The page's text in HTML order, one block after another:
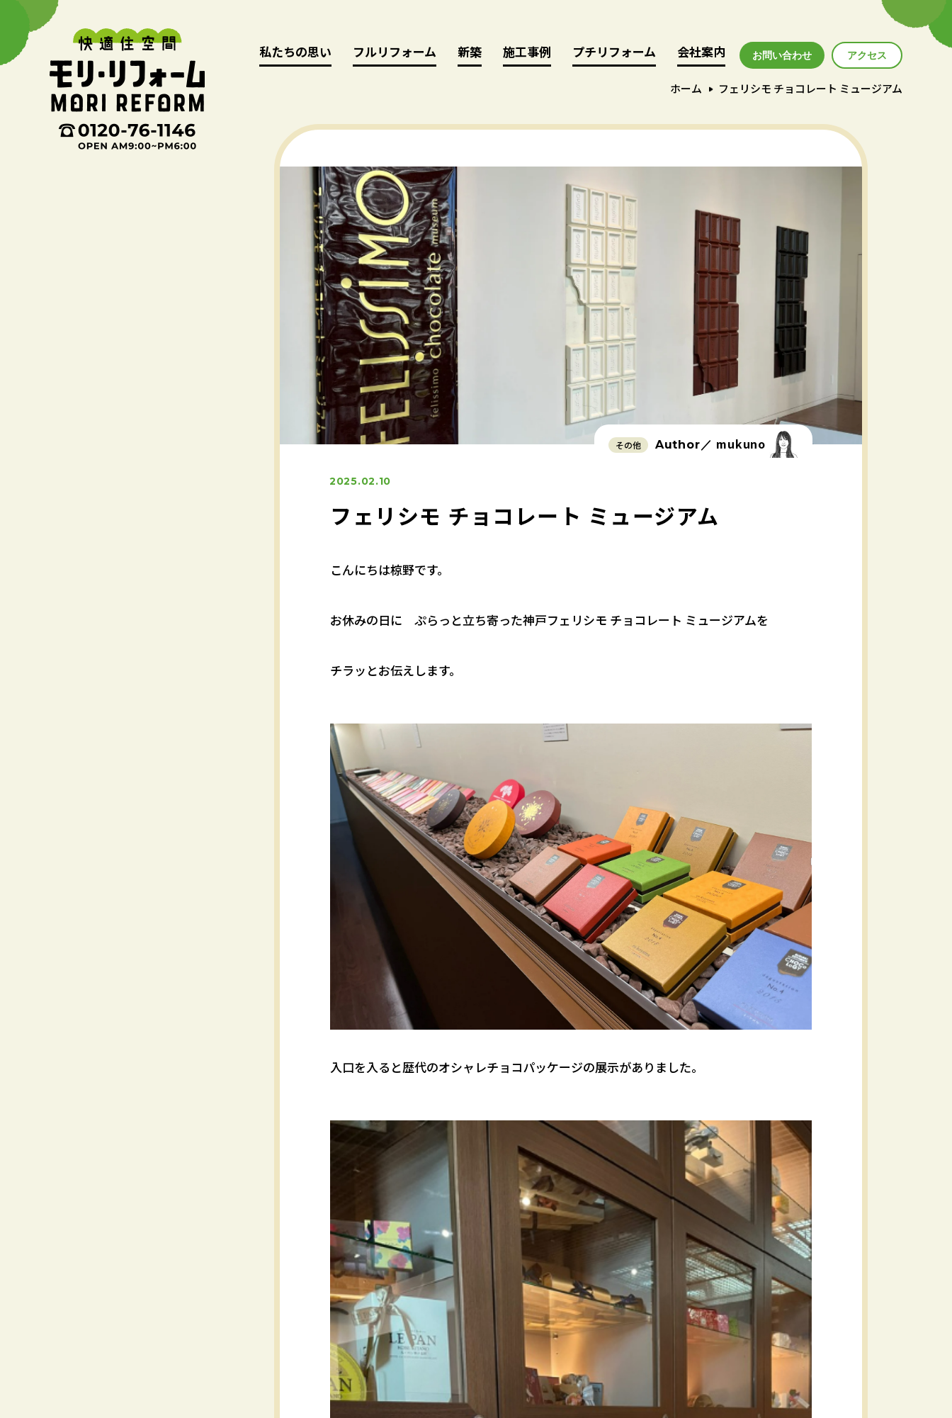
私たちの思い
私たちの思い フルリフォーム
フルリフォーム 新築
新築 施工事例
施工事例 プチリフォーム
プチリフォーム 会社案内
会社案内 お問い合わせ アクセス
アクセス
ホーム フェリシモ チョコレート ミュージアム
その他 Author／ mukuno
2025.02.10
フェリシモ チョコレート ミュージアム
こんにちは椋野です。
お休みの日に ぷらっと立ち寄った神戸フェリシモ チョコレート ミュージアムを
チラッとお伝えします。
入口を入ると歴代のオシャレチョコパッケージの展示がありました。